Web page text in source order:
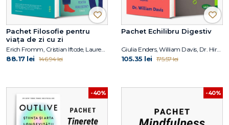
Pachet Filosofie pentru
viața de zi cu zi
Erich Fromm, Cristian Iftode, Laurențiu Staicu
88.17 lei 146.94 lei
Pachet Echilibru Digestiv
Giulia Enders, William Davis, Dr. Hiromi Shinya
105.35 lei 175.57 lei
-40% -40%